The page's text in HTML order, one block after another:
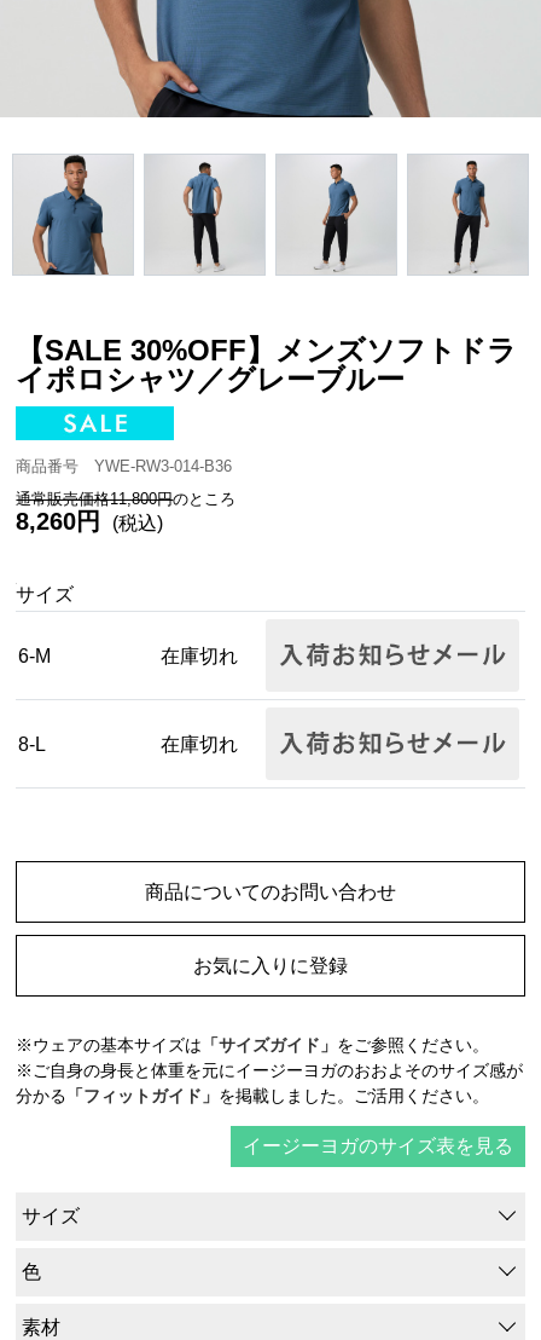
【SALE 30%OFF】メンズソフトドラ
イポロシャツ／グレーブルー
商品番号 YWE-RW3-014-B36
通常販売価格11,800円のところ
8,260円 (税込)
サイズ
6-M 在庫切れ
8-L 在庫切れ
商品についてのお問い合わせ
お気に入りに登録
※ウェアの基本サイズは 「サイズガイド」 をご参照ください。
※ご自身の身長と体重を元にイージーヨガのおおよそのサイズ感が
分かる 「フィットガイド」 を掲載しました。ご活用ください。
イージーヨガのサイズ表を見る
サイズ
色
素材